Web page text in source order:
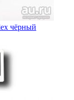
чёрный